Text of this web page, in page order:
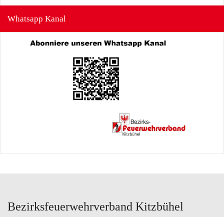
Whatsapp Kanal
Bezirksfeuerwehrverband Kitzbühel